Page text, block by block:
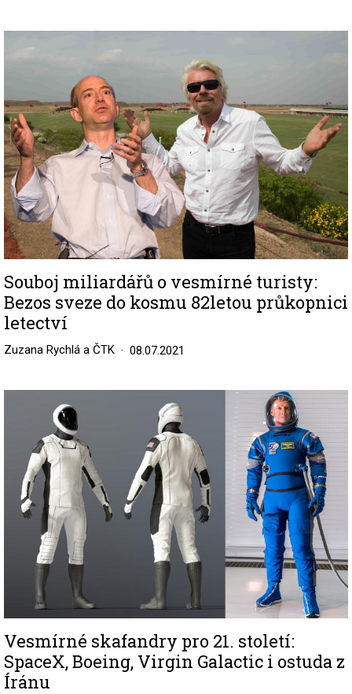
Souboj miliardářů o vesmírné turisty:
Bezos sveze do kosmu 82letou průkopnici
letectví
Zuzana Rychlá a ČTK 08.07.2021
Vesmírné skafandry pro 21. století:
SpaceX, Boeing, Virgin Galactic i ostuda z
Íránu